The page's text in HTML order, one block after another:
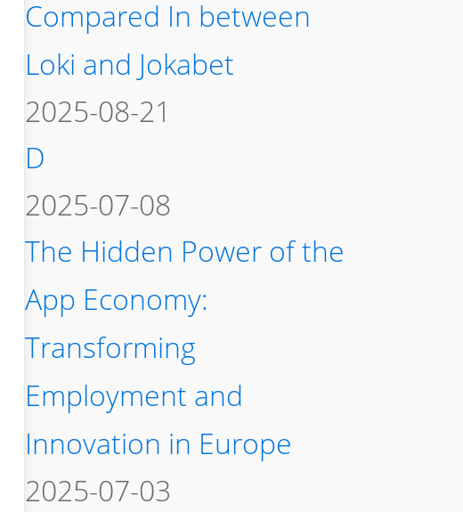
Compared In between
Loki and Jokabet
2025-08-21
D
2025-07-08
The Hidden Power of the
App Economy:
Transforming
Employment and
Innovation in Europe
2025-07-03